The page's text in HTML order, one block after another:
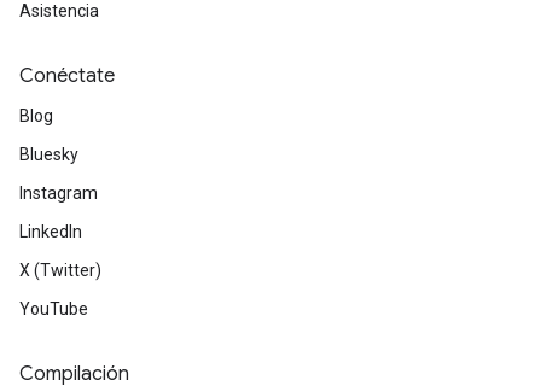
Asistencia
Conéctate
Blog
Bluesky
Instagram
LinkedIn
X (Twitter)
YouTube
Compilación